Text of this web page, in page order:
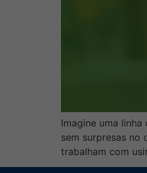
Imagine uma
sem surpresas no
trabalham com